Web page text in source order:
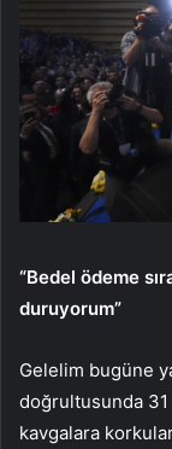
“Bedel ödeme
duruyorum”
Gelelim bugüne
doğrultusunda
kavgalara